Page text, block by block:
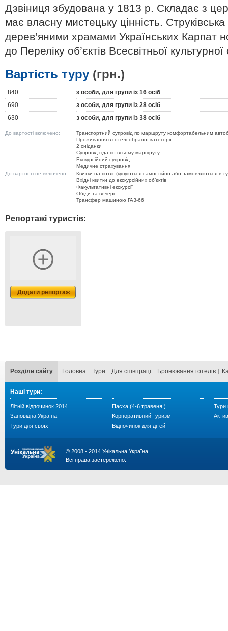
Дзвіниця збудована у 1813 р. Складає з
має власну мистецьку цінність.
дерев’яними храмами Українських Карпат
до Переліку об’єктів Всесвітньої
Вартість туру (грн.)
840
з особи, для групи із 16 осіб
690
з особи, для групи із 28 осіб
630
з особи, для групи із 38 осіб
До вартості включено:
Транспортний супровід по маршруту комфортабельним
Проживання в готелі обраної категорії
2 сніданки
Супровід гіда по всьому маршруту
Екскурсійний супровід
Медичне страхування
До вартості не включено:
Квитки на потяг (купуються самостійно або замовляються в
Вхідні квитки до екскурсійних об’єктів
Факультативні екскурсії
Обіди та вечері
Трансфер машиною ГАЗ-66
Репортажі туристів:
Додати репортаж
Розділи сайту Головна Тури Для cпівпраці Бронювання готелів
Наші тури:
Літній відпочинок 2014
Заповідна Україна
Тури для своїх
Пасха (4-6 травеня )
Корпоративний туризм
Відпочинок для дітей
Тури
© 2008 - 2014 Унікальна Україна.
Всі права застережено.